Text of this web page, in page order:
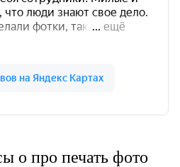
о про печать фото